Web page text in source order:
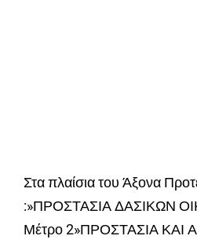
Στα πλαίσια του Άξονα
:»ΠΡΟΣΤΑΣΙΑ ΔΑΣΙΚΩΝ
Μέτρο 2»ΠΡΟΣΤΑΣΙΑ ΚΑΙ